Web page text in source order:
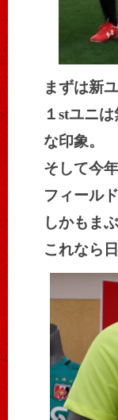
まずは新
１stユニ
な印象。
そして今
フィール
しかもま
これなら